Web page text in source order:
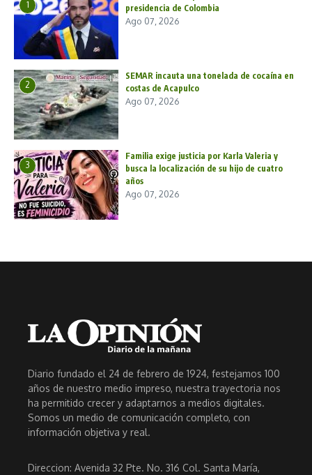
1
presidencia de Colombia
Ago 07, 2026
2
SEMAR incauta una tonelada de cocaína en
costas de Acapulco
Ago 07, 2026
3
Familia exige justicia por Karla Valeria y
busca la localización de su hijo de cuatro
años
Ago 07, 2026
Diario fundado el 24 de febrero de 1924, festejamos 100
años de nuestro medio impreso, nuestra trayectoria nos
ha permitido crecer y adaptarnos a medios digitales.
Somos un medio de comunicación completo, con
información objetiva y real.
Direccion: Avenida 32 Pte. No. 316 Col. Santa María,